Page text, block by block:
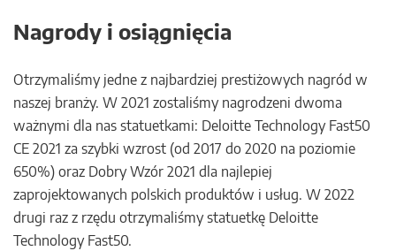
Nagrody i osiągnięcia
Otrzymaliśmy jedne z najbardziej prestiżowych nagród w
naszej branży. W 2021 zostaliśmy nagrodzeni dwoma
ważnymi dla nas statuetkami: Deloitte Technology Fast50
CE 2021 za szybki wzrost (od 2017 do 2020 na poziomie
650%) oraz Dobry Wzór 2021 dla najlepiej
zaprojektowanych polskich produktów i usług. W 2022
drugi raz z rzędu otrzymaliśmy statuetkę Deloitte
Technology Fast50.